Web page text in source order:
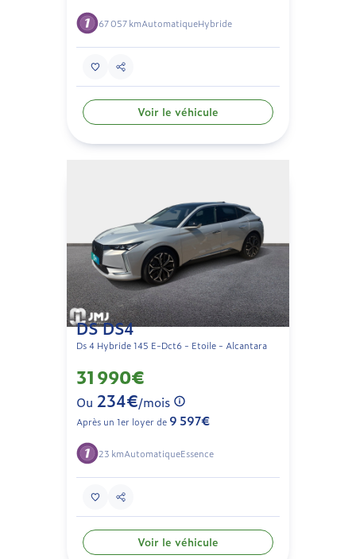
67 057 kmAutomatiqueHybride
Voir le véhicule
DS DS4
Ds 4 Hybride 145 E-Dct6 - Etoile - Alcantara
31 990€
Ou 234€/mois
Après un 1er loyer de 9 597€
23 kmAutomatiqueEssence
Voir le véhicule